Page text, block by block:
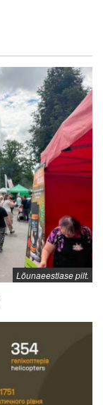
Lõunaeestlase pilt.